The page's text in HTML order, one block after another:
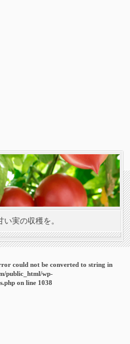
実の収穫を。
could not be converted to string in
public_html/wp-
on line 1038